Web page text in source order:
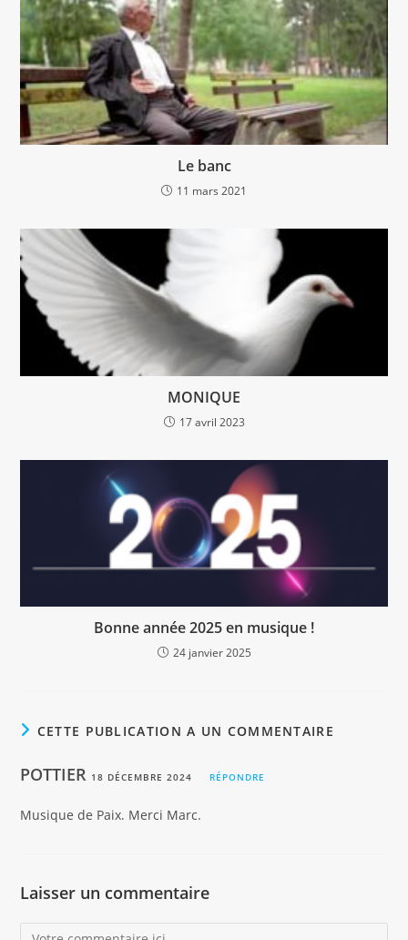
Le banc
11 mars 2021
MONIQUE
17 avril 2023
Bonne année 2025 en musique !
24 janvier 2025
CETTE PUBLICATION A UN COMMENTAIRE
POTTIER 18 DÉCEMBRE 2024 RÉPONDRE
Musique de Paix. Merci Marc.
Laisser un commentaire